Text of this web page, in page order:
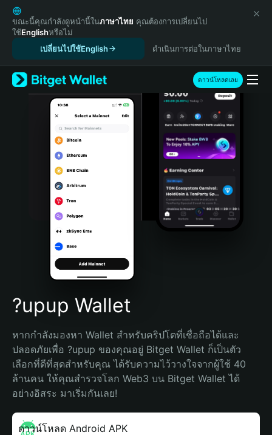
English
日本語
Tiếng Việt
Español (Latinoamérica)
Türkçe
Italiano
Português (Portugal)
Bahasa Indonesia
Português (Brasil)
Español (Argentina)
ขณะนี้คุณกำลังดูหน้านี้ในภาษาไทย คุณต้องการเปลี่ยนไป
ใช้Englishหรือไม่
เปลี่ยนไปใช้English
ดำเนินการต่อในภาษาไทย
ดาวน์โหลดเลย
?upup Wallet
หากกำลังมองหา Wallet สำหรับคริปโตที่เชื่อถือได้และ
ปลอดภัยเพื่อ ?upup ของคุณอยู่ Bitget Wallet ก็เป็นตัว
เลือกที่ดีที่สุดสำหรับคุณ ได้รับความไว้วางใจจากผู้ใช้ 40
ล้านคน ให้คุณสำรวจโลก Web3 บน Bitget Wallet ได้
อย่างอิสระ มาเริ่มกันเลย!
ดาวน์โหลด Android APK